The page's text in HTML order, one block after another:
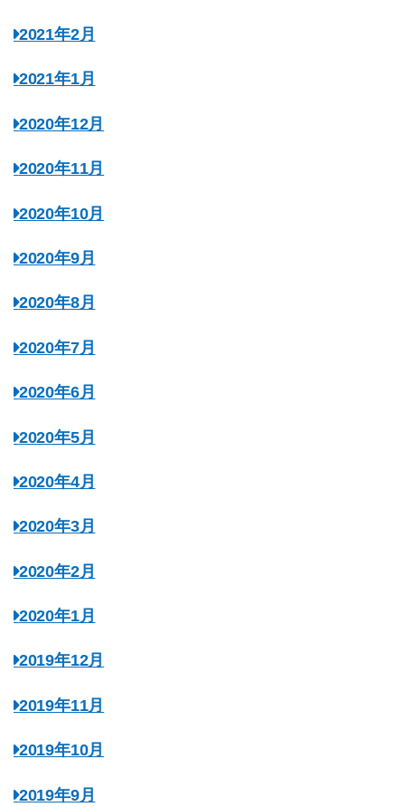
2021年2月
2021年1月
2020年12月
2020年11月
2020年10月
2020年9月
2020年8月
2020年7月
2020年6月
2020年5月
2020年4月
2020年3月
2020年2月
2020年1月
2019年12月
2019年11月
2019年10月
2019年9月